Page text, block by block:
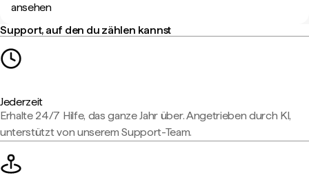
ansehen
Support, auf den du zählen kannst
Jederzeit
Erhalte 24/7 Hilfe, das ganze Jahr über. Angetrieben durch KI,
unterstützt von unserem Support-Team.